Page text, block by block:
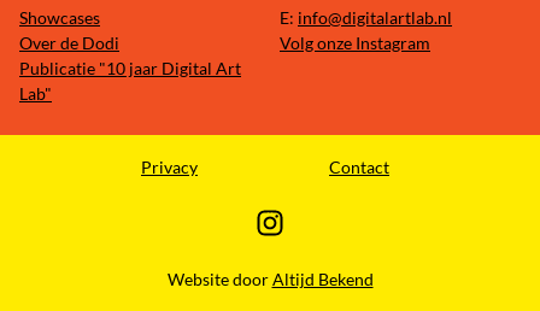
Showcases
Over de Dodi
Publicatie "10 jaar Digital Art
Lab"
E: info@digitalartlab.nl
Volg onze Instagram
Website doorAltijd Bekend
Privacy Contact